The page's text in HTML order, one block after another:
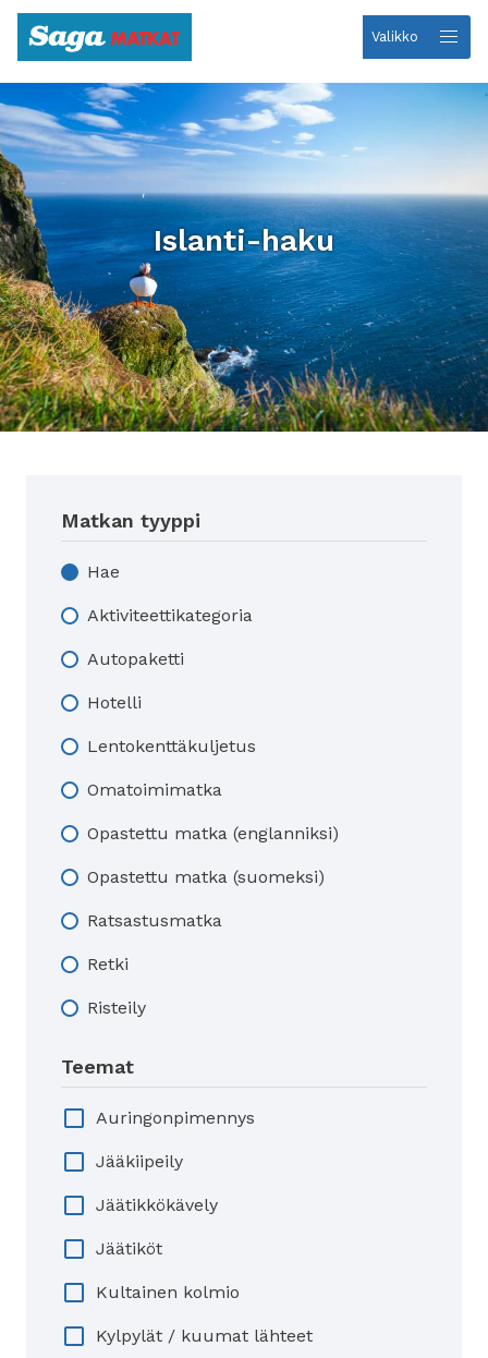
Etusivulle
Valikko
Islanti-haku
Matkan tyyppi
Hae
Aktiviteettikategoria
Autopaketti
Hotelli
Lentokenttäkuljetus
Omatoimimatka
Opastettu matka (englanniksi)
Opastettu matka (suomeksi)
Ratsastusmatka
Retki
Risteily
Teemat
Auringonpimennys
Jääkiipeily
Jäätikkökävely
Jäätiköt
Kultainen kolmio
Kylpylät / kuumat lähteet